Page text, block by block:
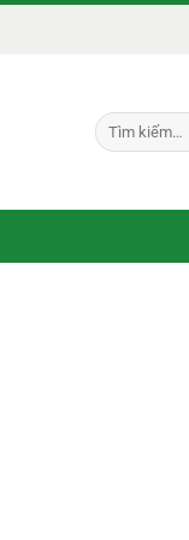
Tìm
kiếm: